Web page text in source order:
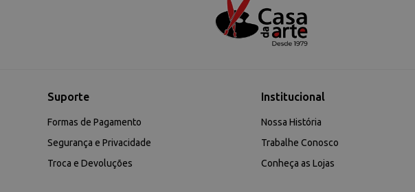
Suporte
Formas de Pagamento
Segurança e Privacidade
Troca e Devoluções
Institucional
Nossa História
Trabalhe Conosco
Conheça as Lojas